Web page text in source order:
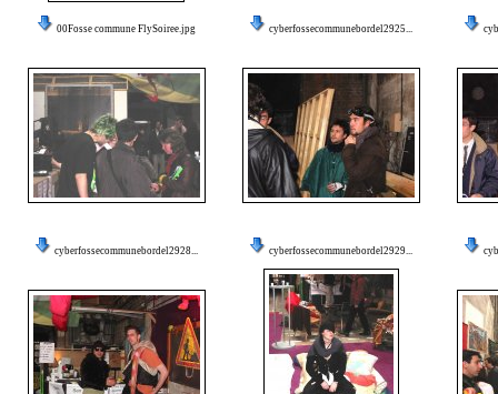
00Fosse commune FlySoiree.jpg cyberfossecommunebordel2925...
cyberfossecommunebordel2928... cyberfossecommunebordel2929...